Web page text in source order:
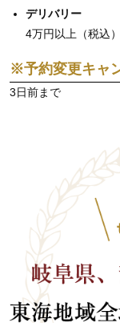
デリバリー
4万円以上（税込）
※予約変更キャ
3日前まで